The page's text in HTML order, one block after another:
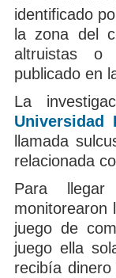
identificado
la zona del
altruistas o
publicado en
La
Universidad
llamada
relacionada
Para llegar
monitorearon
juego de
juego ella
recibía